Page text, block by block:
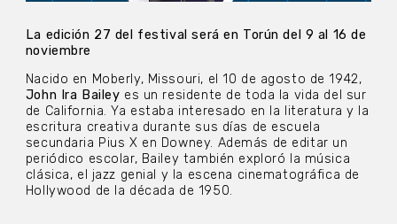
La edición 27 del festival será en Torún del 9 al 16 de
noviembre
Nacido en Moberly, Missouri, el 10 de agosto de 1942,
John Ira Bailey es un residente de toda la vida del sur
de California. Ya estaba interesado en la literatura y la
escritura creativa durante sus días de escuela
secundaria Pius X en Downey. Además de editar un
periódico escolar, Bailey también exploró la música
clásica, el jazz genial y la escena cinematográfica de
Hollywood de la década de 1950.